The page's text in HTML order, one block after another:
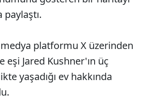
medya platformu X üzerinden
eşi Jared Kushner'ın üç
yaşadığı ev hakkında